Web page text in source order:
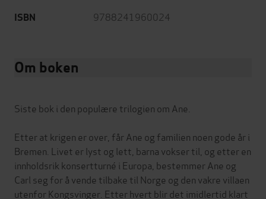
ISBN 9788241960024
Om boken
Siste bok i den populære trilogien om Ane.
Etter at krigen er over, får Ane og familien noen gode år i
Bremen. Livet er lyst og lett, barna vokser til, og etter en
innholdsrik konsertturné i Europa, bestemmer Ane og
Carl seg for å vende tilbake til Norge og den vakre villaen
utenfor Kongsvinger. Etter hvert blir det imidlertid klart